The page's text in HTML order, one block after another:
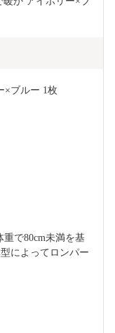
×ブルー 1枚
で80cm未満を基
によってロンパー